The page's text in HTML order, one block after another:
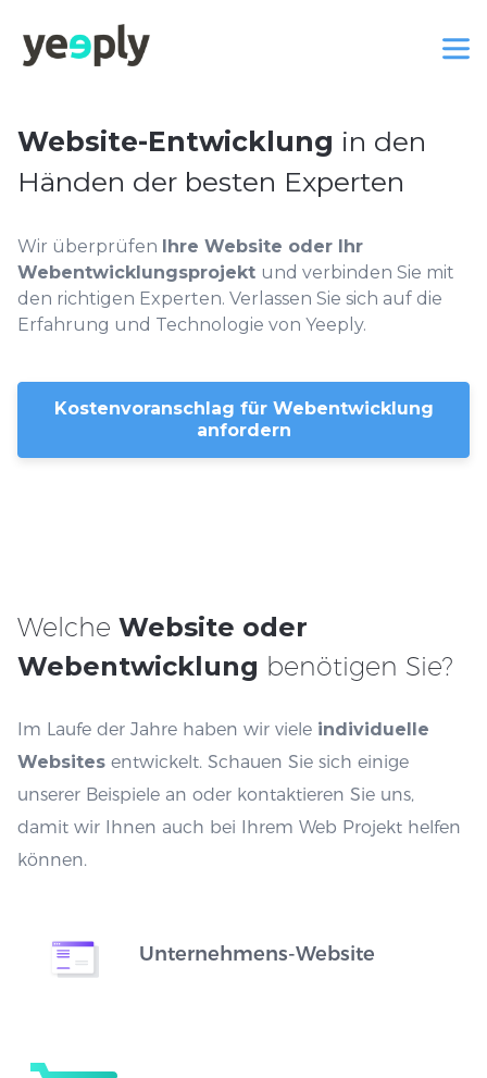
Website-Entwicklung in den
Händen der besten Experten
Wir überprüfen Ihre Website oder Ihr
Webentwicklungsprojekt und verbinden Sie mit
den richtigen Experten. Verlassen Sie sich auf die
Erfahrung und Technologie von Yeeply.
Kostenvoranschlag für Webentwicklung
anfordern
Welche Website oder
Webentwicklung benötigen Sie?
Im Laufe der Jahre haben wir viele individuelle
Websites entwickelt. Schauen Sie sich einige
unserer Beispiele an oder kontaktieren Sie uns,
damit wir Ihnen auch bei Ihrem Web Projekt helfen
können.
Unternehmens-Website